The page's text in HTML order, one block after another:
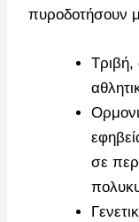
πυροδοτήσουν
σε